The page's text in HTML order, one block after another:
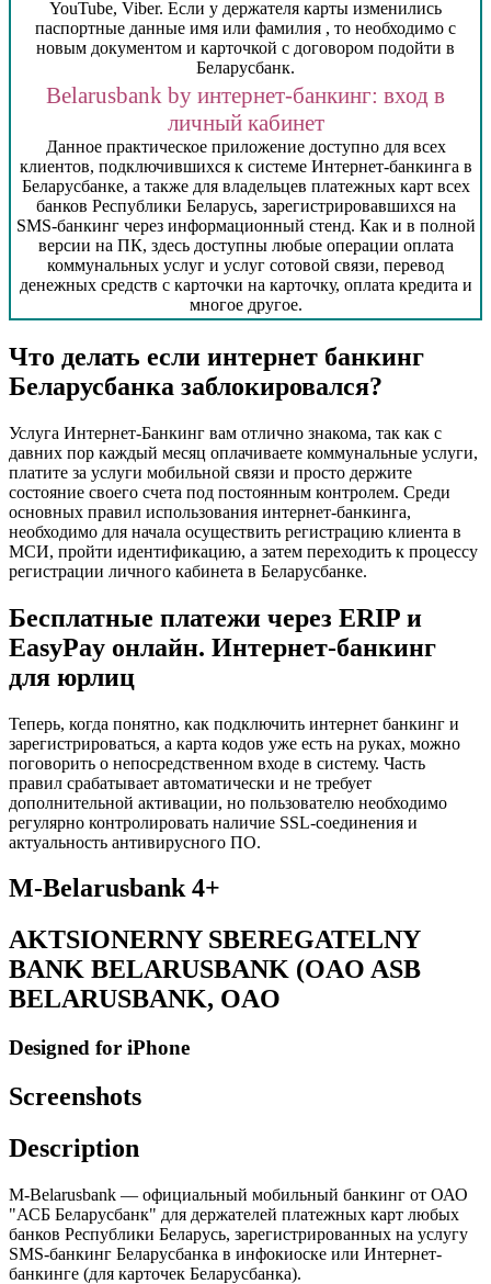
YouTube, Viber. Если у держателя карты изменились
паспортные данные имя или фамилия , то необходимо с
новым документом и карточкой с договором подойти в
Беларусбанк.
Belarusbank by интернет-банкинг: вход в
личный кабинет
Данное практическое приложение доступно для всех
клиентов, подключившихся к системе Интернет-банкинга в
Беларусбанке, а также для владельцев платежных карт всех
банков Республики Беларусь, зарегистрировавшихся на
SMS-банкинг через информационный стенд. Как и в полной
версии на ПК, здесь доступны любые операции оплата
коммунальных услуг и услуг сотовой связи, перевод
денежных средств с карточки на карточку, оплата кредита и
многое другое.
Что делать если интернет банкинг
Беларусбанка заблокировался?
Услуга Интернет-Банкинг вам отлично знакома, так как с
давних пор каждый месяц оплачиваете коммунальные услуги,
платите за услуги мобильной связи и просто держите
состояние своего счета под постоянным контролем. Среди
основных правил использования интернет-банкинга,
необходимо для начала осуществить регистрацию клиента в
МСИ, пройти идентификацию, а затем переходить к процессу
регистрации личного кабинета в Беларусбанке.
Бесплатные платежи через ERIP и
EasyPay онлайн. Интернет-банкинг
для юрлиц
Теперь, когда понятно, как подключить интернет банкинг и
зарегистрироваться, а карта кодов уже есть на руках, можно
поговорить о непосредственном входе в систему. Часть
правил срабатывает автоматически и не требует
дополнительной активации, но пользователю необходимо
регулярно контролировать наличие SSL-соединения и
актуальность антивирусного ПО.
M-Belarusbank 4+
AKTSIONERNY SBEREGATELNY
BANK BELARUSBANK (OAO ASB
BELARUSBANK, OAO
Designed for iPhone
Screenshots
Description
M-Belarusbank — официальный мобильный банкинг от ОАО
"АСБ Беларусбанк" для держателей платежных карт любых
банков Республики Беларусь, зарегистрированных на услугу
SMS-банкинг Беларусбанка в инфокиоске или Интернет-
банкинге (для карточек Беларусбанка).